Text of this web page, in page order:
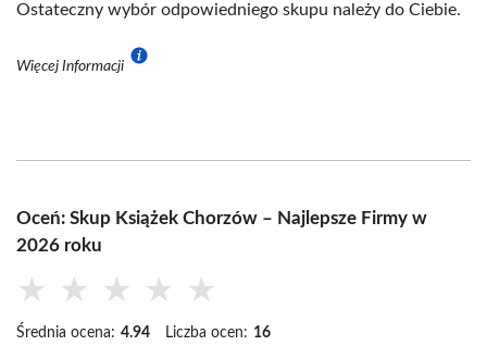
Ostateczny wybór odpowiedniego skupu należy do Ciebie.
Więcej Informacji
Oceń: Skup Książek Chorzów – Najlepsze Firmy w
2026 roku
★ ★ ★ ★ ★
Średnia ocena: 4.94 Liczba ocen: 16